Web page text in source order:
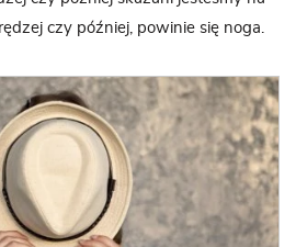
czy później, powinie się noga.